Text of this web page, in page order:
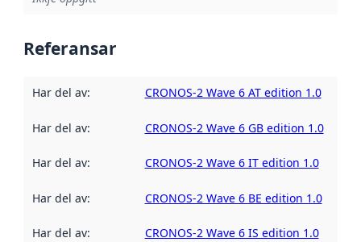
Referansar
Har del av: CRONOS-2 Wave 6 AT edition 1.0
Har del av: CRONOS-2 Wave 6 GB edition 1.0
Har del av: CRONOS-2 Wave 6 IT edition 1.0
Har del av: CRONOS-2 Wave 6 BE edition 1.0
Har del av: CRONOS-2 Wave 6 IS edition 1.0